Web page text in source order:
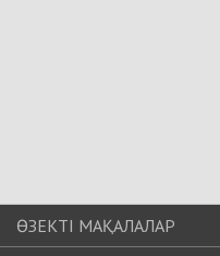
ӨЗЕКТІ МАҚАЛАЛАР